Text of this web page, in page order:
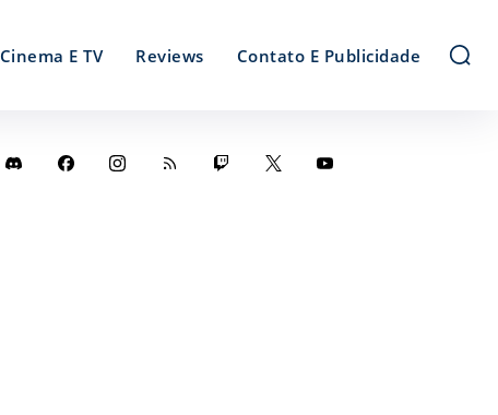
Cinema E TV Reviews Contato E Publicidade